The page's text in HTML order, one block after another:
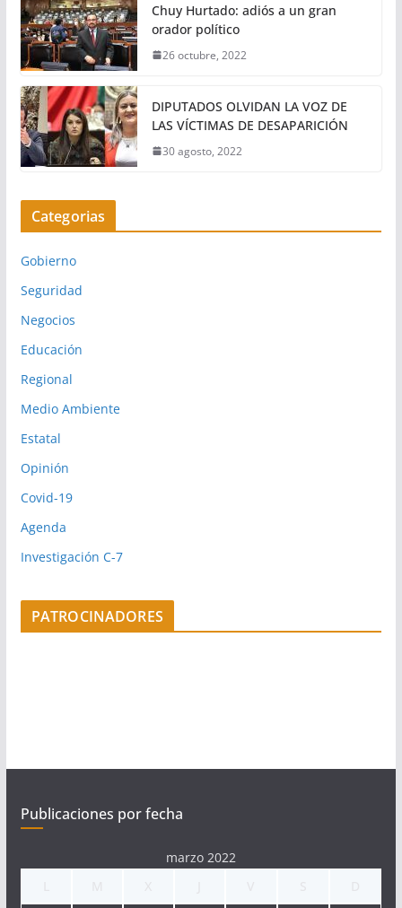
Chuy Hurtado: adiós a un gran
orador político
26 octubre, 2022
DIPUTADOS OLVIDAN LA VOZ DE
LAS VÍCTIMAS DE DESAPARICIÓN
30 agosto, 2022
Categorias
Gobierno
Seguridad
Negocios
Educación
Regional
Medio Ambiente
Estatal
Opinión
Covid-19
Agenda
Investigación C-7
PATROCINADORES
Publicaciones por fecha
marzo 2022